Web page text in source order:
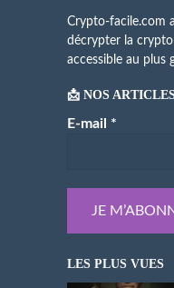
Crypto-facile.com
décrypter la
accessible au plus
📩 NOS
E-mail *
LES PLUS VUES